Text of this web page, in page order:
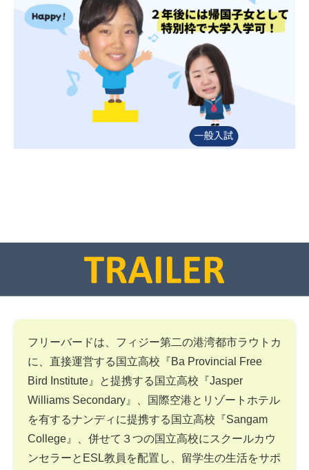
フリーバードは、フィジー第二の港湾都市ラウトカ
に、直接運営する国立高校『Ba Provincial Free
Bird Institute』と提携する国立高校『Jasper
Williams Secondary』、国際空港とリゾートホテル
を有するナンディに提携する国立高校『Sangam
College』、併せて３つの国立高校にスクールカウ
ンセラーとESL教員を配置し、留学生の生活をサポ